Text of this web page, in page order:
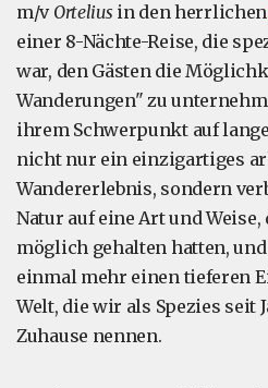
m/v Ortelius in den herrlichen
einer 8-Nächte-Reise, die
war, den Gästen die
Wanderungen" zu
ihrem Schwerpunkt auf
nicht nur ein einzigartiges
Wandererlebnis, sondern
Natur auf eine Art und
möglich gehalten hatten,
einmal mehr einen tieferen
Welt, die wir als Spezies seit
Zuhause nennen.